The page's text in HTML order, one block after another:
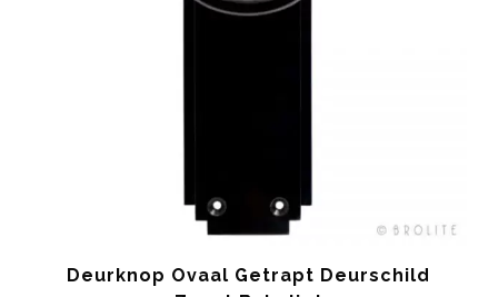
Deurknop Ovaal Getrapt Deurschild